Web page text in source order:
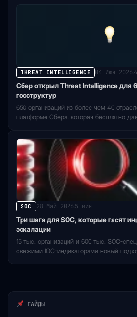
THREAT INTELLIGENCE 04 Июн 2026
Сбер открыл Threat Intelligence для
госструктур
650 организаций из более чем 40
платформе Сбера, которая бесплатно
SOC 28 Май 2026 5 мин
Три шага для SOC, которые гасят
эскалации
15 тыс. организаций и 600 тыс. SOC-
свежими IOC-индикаторами новый
ГАЙДЫ